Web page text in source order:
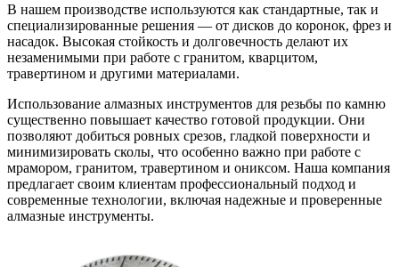
В нашем производстве используются как стандартные, так и
специализированные решения — от дисков до коронок, фрез и
насадок. Высокая стойкость и долговечность делают их
незаменимыми при работе с гранитом, кварцитом,
травертином и другими материалами.
Использование алмазных инструментов для резьбы по камню
существенно повышает качество готовой продукции. Они
позволяют добиться ровных срезов, гладкой поверхности и
минимизировать сколы, что особенно важно при работе с
мрамором, гранитом, травертином и ониксом. Наша компания
предлагает своим клиентам профессиональный подход и
современные технологии, включая надежные и проверенные
алмазные инструменты.